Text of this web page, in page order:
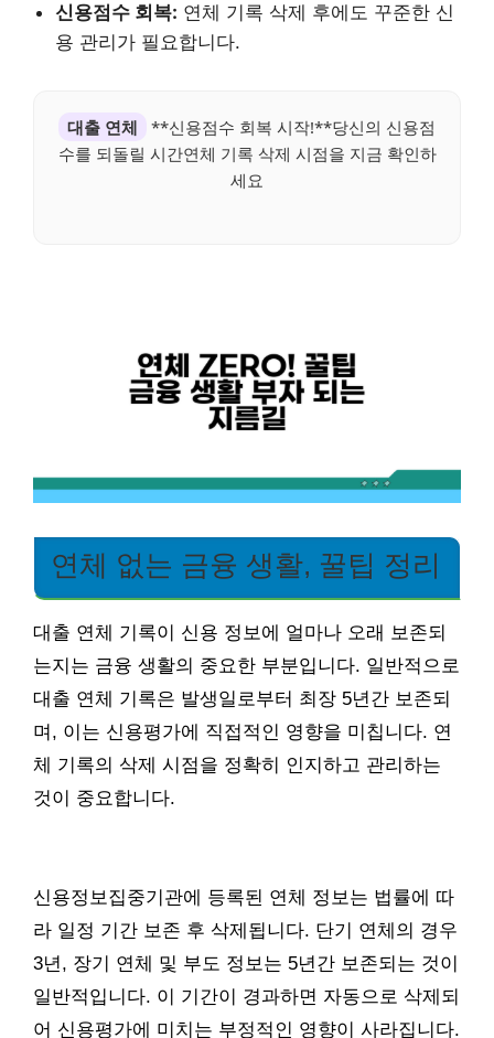
신용점수 회복: 연체 기록 삭제 후에도 꾸준한 신
용 관리가 필요합니다.
대출 연체
**신용점수 회복 시작!**당신의 신용점
수를 되돌릴 시간연체 기록 삭제 시점을 지금 확인하
세요
연체 없는 금융 생활, 꿀팁 정리
대출 연체 기록이 신용 정보에 얼마나 오래 보존되
는지는 금융 생활의 중요한 부분입니다. 일반적으로
대출 연체 기록은 발생일로부터 최장 5년간 보존되
며, 이는 신용평가에 직접적인 영향을 미칩니다. 연
체 기록의 삭제 시점을 정확히 인지하고 관리하는
것이 중요합니다.
신용정보집중기관에 등록된 연체 정보는 법률에 따
라 일정 기간 보존 후 삭제됩니다. 단기 연체의 경우
3년, 장기 연체 및 부도 정보는 5년간 보존되는 것이
일반적입니다. 이 기간이 경과하면 자동으로 삭제되
어 신용평가에 미치는 부정적인 영향이 사라집니다.